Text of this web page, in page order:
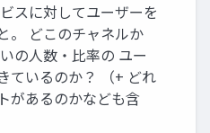
スに対してユーザーを
。 どこのチャネルか
の人数・比率の ユー
ているのか？ （+ どれ
があるのかなども含